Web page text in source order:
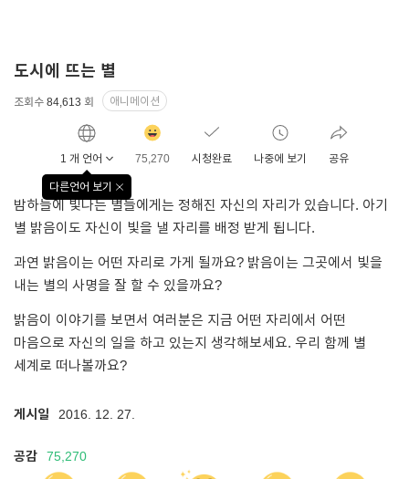
도시에 뜨는 별
조회수 84,613 회 애니메이션
1 개 언어
다른언어 보기
창
닫기
75,270
시청완료 나중에 보기 공유
밤하늘에 빛나는 별들에게는 정해진 자신의 자리가 있습니다. 아기
별 밝음이도 자신이 빛을 낼 자리를 배정 받게 됩니다.
과연 밝음이는 어떤 자리로 가게 될까요? 밝음이는 그곳에서 빛을
내는 별의 사명을 잘 할 수 있을까요?
밝음이 이야기를 보면서 여러분은 지금 어떤 자리에서 어떤
마음으로 자신의 일을 하고 있는지 생각해보세요. 우리 함께 별
세계로 떠나볼까요?
게시일 2016. 12. 27.
공감 75,270